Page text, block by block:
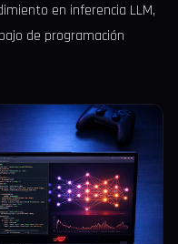
en inferencia LLM,
de programación